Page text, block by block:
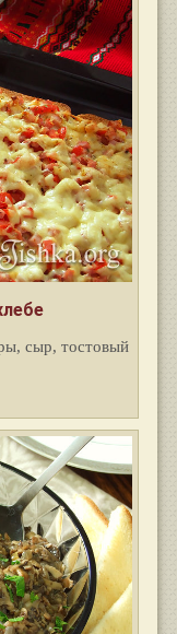
сыр, тостовый